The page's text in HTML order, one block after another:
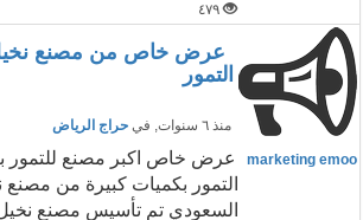
٤٧٩
عرض خاص من مصنع
التمور
منذ ٦ سنوات , في حراج الرياض
marketing emoo
عرض خاص اكبر مصنع للتمور
التمور بكميات كبيرة من